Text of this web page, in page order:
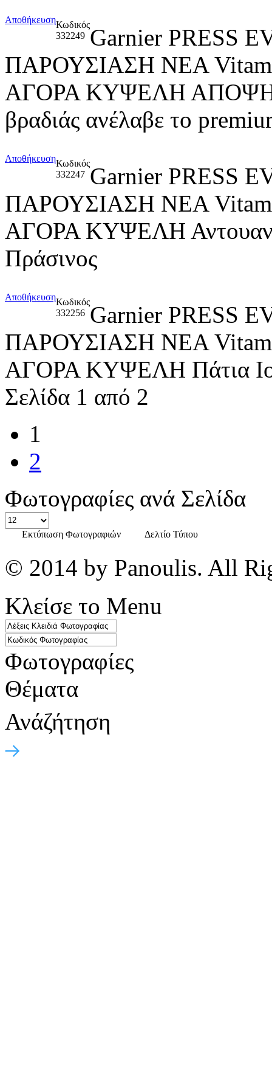
ΑποθήκευσηΚωδικός
332249 Garnier PRESS
ΠΑΡΟΥΣΙΑΣΗ ΝΕΑ
ΑΓΟΡΑ ΚΥΨΕΛΗ ΑΠΟΨΗ
βραδιάς ανέλαβε το
ΑποθήκευσηΚωδικός
332247 Garnier PRESS
ΠΑΡΟΥΣΙΑΣΗ ΝΕΑ
ΑΓΟΡΑ ΚΥΨΕΛΗ
Πράσινος
ΑποθήκευσηΚωδικός
332256 Garnier PRESS
ΠΑΡΟΥΣΙΑΣΗ ΝΕΑ
ΑΓΟΡΑ ΚΥΨΕΛΗ Πάτια
Σελίδα 1 από 2
1
2
Φωτογραφίες ανά Σελίδα
Εκτύπωση Φωτογραφιών Δελτίο Τύπου
© 2014 by Panoulis. All
Κλείσε το Menu
Φωτογραφίες
Θέματα
Ανάζήτηση